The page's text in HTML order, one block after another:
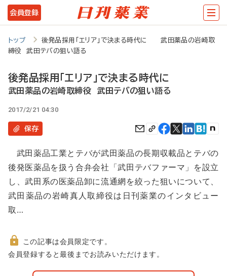
メ
イ
ン
テ
ツ
に
動
会員登録
トップ
後発品採用「エリア」で決まる時代に 武田薬品の岩崎取
締役 武田テバの狙い語る
後発品採用「エリア」で決まる時代に
武田薬品の岩崎取締役 武田テバの狙い語る
2017/2/21 04:30
保存
武田薬品工業とテバが武田薬品の長期収載品とテバの
後発医薬品を扱う合弁会社「武田テバファーマ」を設立
し、武田系の医薬品卸に流通網を絞った狙いについて、
武田薬品の岩崎真人取締役は日刊薬業のインタビュー
取…
非
この記事は会員限定です。
会員登録すると最後までお読みいただけます。